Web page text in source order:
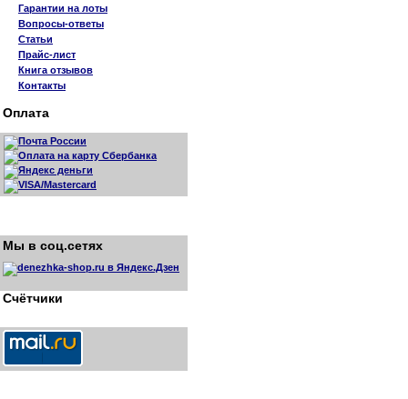
Гарантии на лоты
Вопросы-ответы
Статьи
Прайс-лист
Книга отзывов
Контакты
Оплата
Мы в соц.сетях
Счётчики